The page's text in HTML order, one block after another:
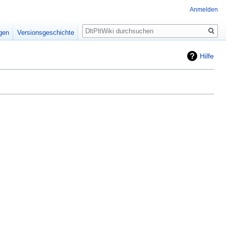
Hilfe
Anmelden
Versionsgeschichte
Suche